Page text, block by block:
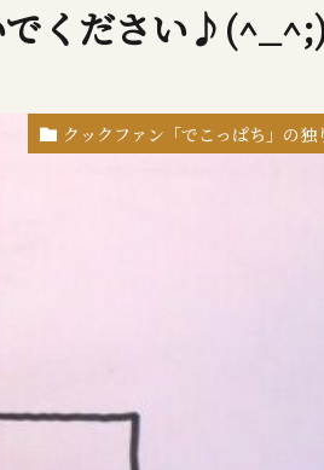
でください
クックファン「でこっぱち」の独